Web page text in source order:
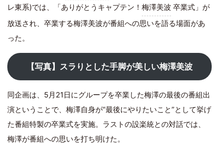
レ東系)では、「ありがとうキャプテン！ 梅澤美波 卒業式」が
放送され、卒業する梅澤美波が番組への思いを語る場面があ
った。
【写真】スラりとした手脚が美しい梅澤美波
同企画は、5月21日にグループを卒業した梅澤の最後の番組出
演ということで、梅澤自身が“最後にやりたいこと”として挙げ
た番組特製の卒業式を実施。ラストの設楽統との対話では、
梅澤が番組への思いを打ち明けた。